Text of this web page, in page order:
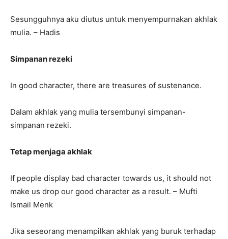
Sesungguhnya aku diutus untuk menyempurnakan akhlak
mulia. – Hadis
Simpanan rezeki
In good character, there are treasures of sustenance.
Dalam akhlak yang mulia tersembunyi simpanan-
simpanan rezeki.
Tetap menjaga akhlak
If people display bad character towards us, it should not
make us drop our good character as a result. – Mufti
Ismail Menk
Jika seseorang menampilkan akhlak yang buruk terhadap